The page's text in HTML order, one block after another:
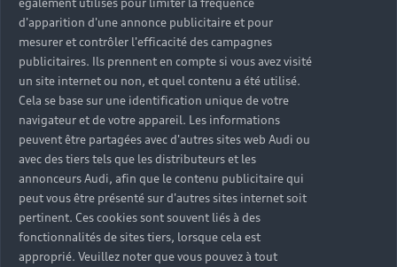
d'apparition d'une annonce publicitaire et pour
mesurer et contrôler l'efficacité des campagnes
publicitaires. Ils prennent en compte si vous avez visité
un site internet ou non, et quel contenu a été utilisé.
Cela se base sur une identification unique de votre
navigateur et de votre appareil. Les informations
peuvent être partagées avec d'autres sites web Audi ou
avec des tiers tels que les distributeurs et les
annonceurs Audi, afin que le contenu publicitaire qui
peut vous être présenté sur d'autres sites internet soit
pertinent. Ces cookies sont souvent liés à des
fonctionnalités de sites tiers, lorsque cela est
approprié. Veuillez noter que vous pouvez à tout